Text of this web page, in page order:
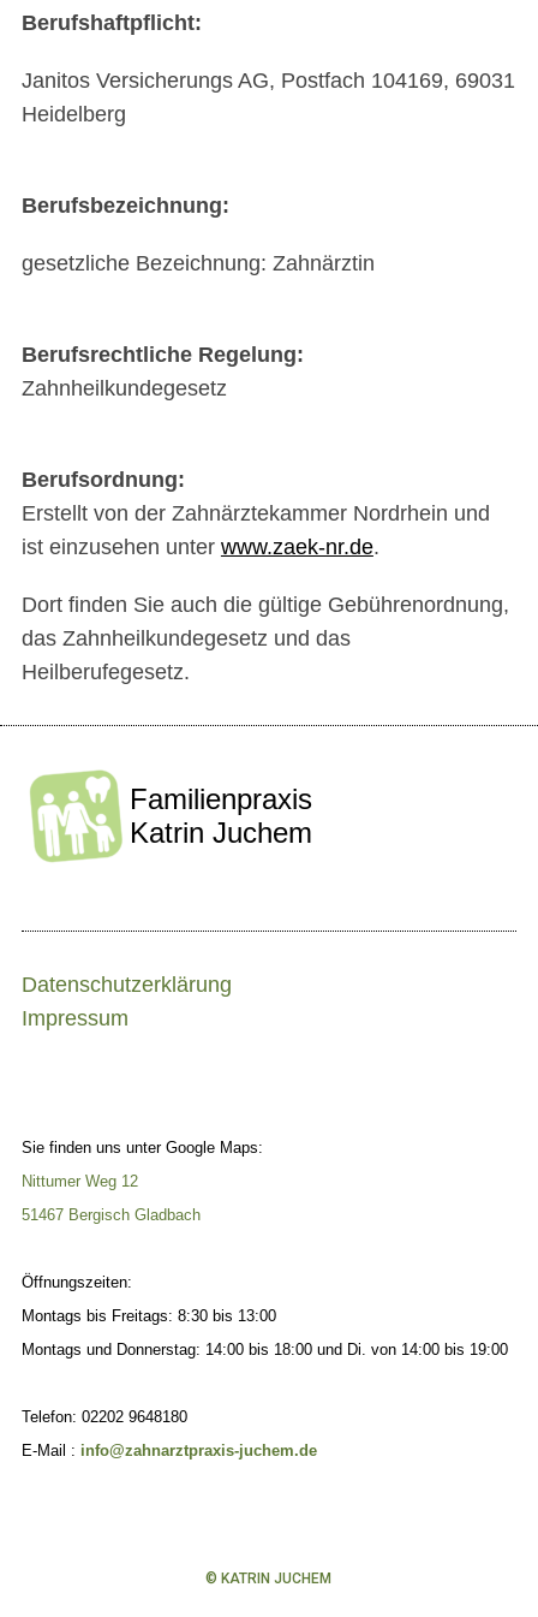
Berufshaftpflicht:
Janitos Versicherungs AG, Postfach 104169, 69031
Heidelberg
Berufsbezeichnung:
gesetzliche Bezeichnung: Zahnärztin
Berufsrechtliche Regelung:
Zahnheilkundegesetz
Berufsordnung:
Erstellt von der Zahnärztekammer Nordrhein und
ist einzusehen unter www.zaek-nr.de.
Dort finden Sie auch die gültige Gebührenordnung,
das Zahnheilkundegesetz und das
Heilberufegesetz.
Familienpraxis
Katrin Juchem
Datenschutzerklärung
Impressum
Sie finden uns unter Google Maps:
Nittumer Weg 12
51467 Bergisch Gladbach
Öffnungszeiten:
Montags bis Freitags: 8:30 bis 13:00
Montags und Donnerstag: 14:00 bis 18:00 und Di. von 14:00 bis 19:00
Telefon: 02202 9648180
E-Mail : info@zahnarztpraxis-juchem.de
© KATRIN JUCHEM
e
c
f
: